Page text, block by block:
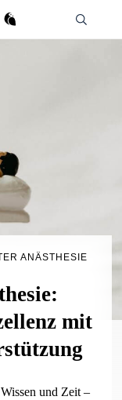
ANÄSTHESIE
mit
und Zeit –